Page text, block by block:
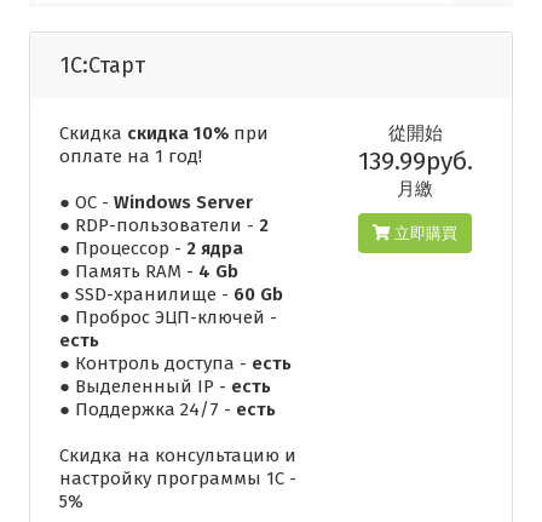
1С:Старт
Скидка скидка 10% при
оплате на 1 год!
● ОС - Windows Server
● RDP-пользователи - 2
● Процессор - 2 ядра
● Память RAM - 4 Gb
● SSD-хранилище - 60 Gb
● Проброс ЭЦП-ключей -
есть
● Контроль доступа - есть
● Выделенный IP - есть
● Поддержка 24/7 - есть
Скидка на консультацию и
настройку программы 1С -
5%
從開始
139.99руб.
月繳
立即購買